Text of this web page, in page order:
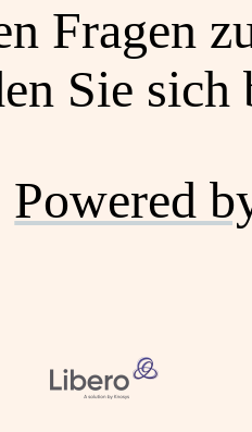
Fragen
Sie
Powered